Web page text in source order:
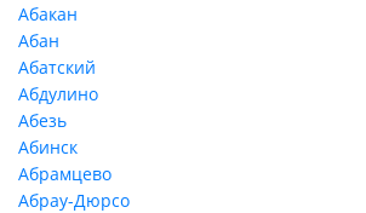
Абакан
Абан
Абатский
Абдулино
Абезь
Абинск
Абрамцево
Абрау-Дюрсо